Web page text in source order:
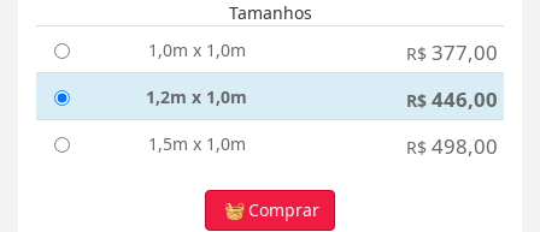
Tamanhos
1,0m x 1,0m
R$ 377,00
1,2m x 1,0m R$ 446,00
1,5m x 1,0m R$ 498,00
Comprar